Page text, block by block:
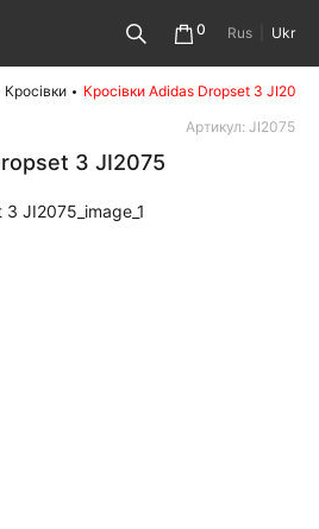
0 Rus Ukr
Кросівки
Кросівки Adidas Dropset 3 JI2075
Артикул: JI2075
3 JI2075